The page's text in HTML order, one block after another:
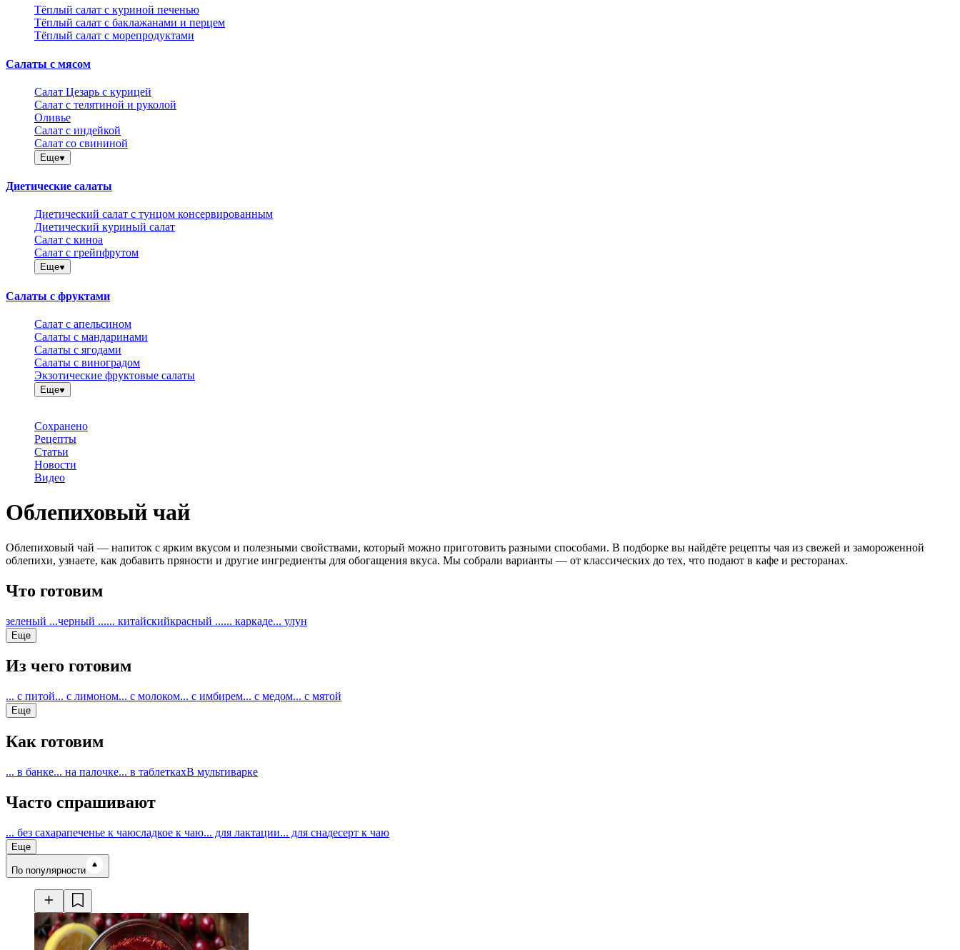
Тёплый салат с куриной печенью
Тёплый салат с баклажанами и перцем
Тёплый салат с морепродуктами
Салаты с мясом
Салат Цезарь с курицей
Салат с телятиной и руколой
Оливье
Салат с индейкой
Салат со свининой
Еще
Диетические салаты
Диетический салат с тунцом консервированным
Диетический куриный салат
Салат с киноа
Салат с грейпфрутом
Еще
Салаты с фруктами
Салат с апельсином
Салаты с мандаринами
Салаты с ягодами
Салаты с виноградом
Экзотические фруктовые салаты
Еще
Сохранено
Рецепты
Статьи
Новости
Видео
Облепиховый чай
Облепиховый чай — напиток с ярким вкусом и полезными свойствами, который можно приготовить разными способами. В подборке вы найдёте рецепты чая из свежей и замороженной
облепихи, узнаете, как добавить пряности и другие ингредиенты для обогащения вкуса. Мы собрали варианты — от классических до тех, что подают в кафе и ресторанах.
Что готовим
зеленый ...черный ...... китайскийкрасный ...... каркаде... улун
Еще
Из чего готовим
... с питой... с лимоном... с молоком... с имбирем... с медом... с мятой
Еще
Как готовим
... в банке... на палочке... в таблеткахВ мультиварке
Часто спрашивают
... без сахарапеченье к чаюсладкое к чаю... для лактации... для снадесерт к чаю
Еще
Время готовки
По популярности